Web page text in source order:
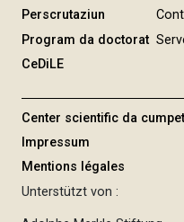
Perscrutaziun
Program da doctorat
CeDiLE
Center scientific da
Impressum
Mentions légales
Unterstützt von :